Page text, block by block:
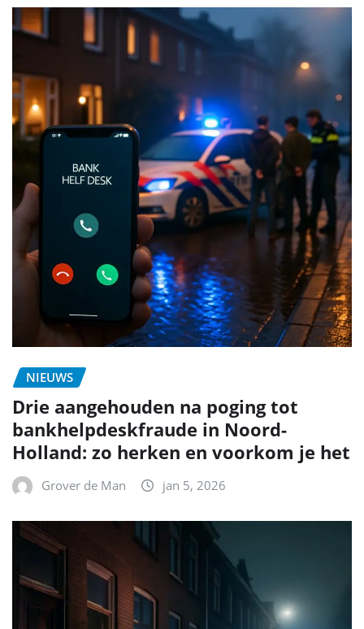
NIEUWS
Drie aangehouden na poging tot
bankhelpdeskfraude in Noord-
Holland: zo herken en voorkom je het
Grover de Man jan 5, 2026